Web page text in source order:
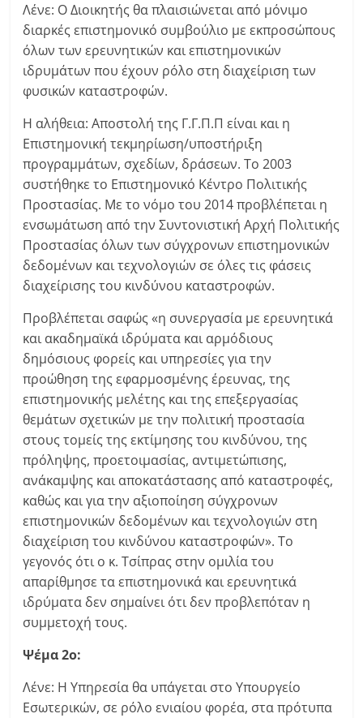
Λένε: Ο Διοικητής θα πλαισιώνεται από μόνιμο
διαρκές επιστημονικό συμβούλιο με εκπροσώπους
όλων των ερευνητικών και επιστημονικών
ιδρυμάτων που έχουν ρόλο στη διαχείριση των
φυσικών καταστροφών.
Η αλήθεια: Αποστολή της Γ.Γ.Π.Π είναι και η
Επιστημονική τεκμηρίωση/υποστήριξη
προγραμμάτων, σχεδίων, δράσεων. Το 2003
συστήθηκε το Επιστημονικό Κέντρο Πολιτικής
Προστασίας. Με το νόμο του 2014 προβλέπεται η
ενσωμάτωση από την Συντονιστική Αρχή Πολιτικής
Προστασίας όλων των σύγχρονων επιστημονικών
δεδομένων και τεχνολογιών σε όλες τις φάσεις
διαχείρισης του κινδύνου καταστροφών.
Προβλέπεται σαφώς «η συνεργασία με ερευνητικά
και ακαδημαϊκά ιδρύματα και αρμόδιους
δημόσιους φορείς και υπηρεσίες για την
προώθηση της εφαρμοσμένης έρευνας, της
επιστημονικής μελέτης και της επεξεργασίας
θεμάτων σχετικών με την πολιτική προστασία
στους τομείς της εκτίμησης του κινδύνου, της
πρόληψης, προετοιμασίας, αντιμετώπισης,
ανάκαμψης και αποκατάστασης από καταστροφές,
καθώς και για την αξιοποίηση σύγχρονων
επιστημονικών δεδομένων και τεχνολογιών στη
διαχείριση του κινδύνου καταστροφών». Το
γεγονός ότι ο κ. Τσίπρας στην ομιλία του
απαρίθμησε τα επιστημονικά και ερευνητικά
ιδρύματα δεν σημαίνει ότι δεν προβλεπόταν η
συμμετοχή τους.
Ψέμα 2ο:
Λένε: Η Υπηρεσία θα υπάγεται στο Υπουργείο
Εσωτερικών, σε ρόλο ενιαίου φορέα, στα πρότυπα